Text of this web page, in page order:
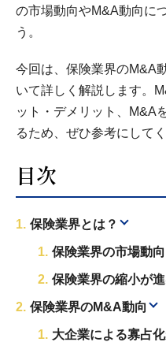
の市場動向やM&A動向に
う。
今回は、保険業界のM&A
いて詳しく解説します。
ット・デメリット、M&A
るため、ぜひ参考にしてく
目次
保険業界とは？
保険業界の市場動向
保険業界の縮小が
保険業界のM&A動向
大企業による寡占